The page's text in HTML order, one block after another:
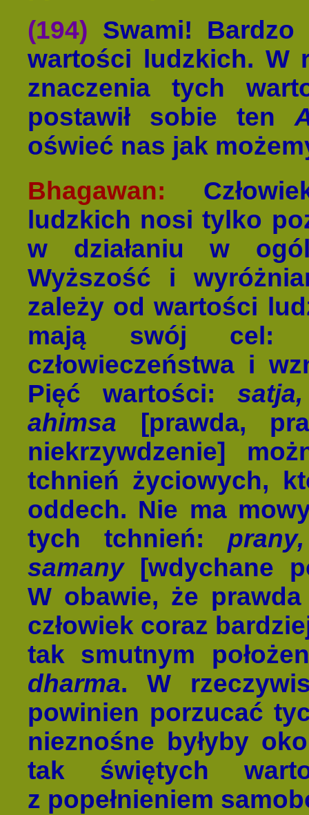
(194) Swami! Bardzo
wartości ludzkich. W
znaczenia tych
postawił sobie ten
oświeć nas jak
Bhagawan:
ludzkich nosi tylko
w działaniu w
Wyższość i
zależy od wartości
mają swój cel:
człowieczeństwa i
Pięć wartości:
ahimsa [prawda,
niekrzywdzenie]
tchnień życiowych,
oddech. Nie ma
tych tchnień:
samany[wdychane
W obawie, że
człowiek coraz
tak smutnym
dharma. W
powinien porzucać
nieznośne byłyby
tak świętych
z popełnieniem